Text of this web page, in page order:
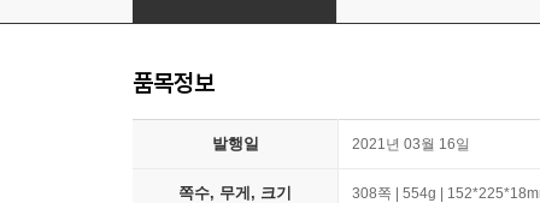
품목정보
발행일 2021년 03월 16일
쪽수, 무게, 크기 308쪽 | 554g |